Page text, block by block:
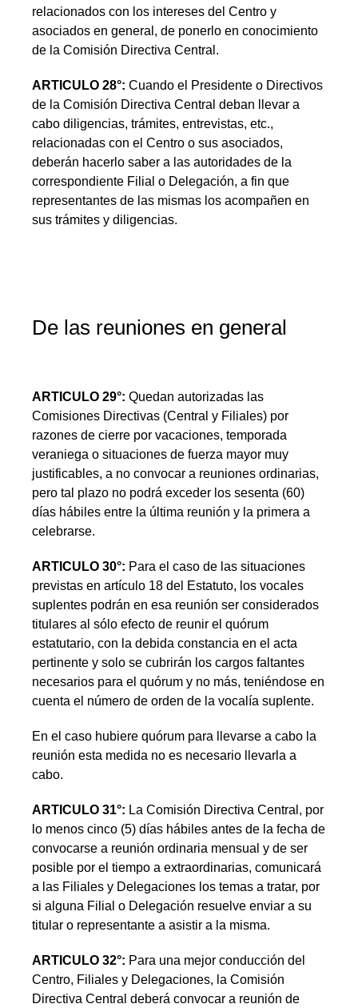
relacionados con los intereses del Centro y
asociados en general, de ponerlo en conocimiento
de la Comisión Directiva Central.
ARTICULO 28°: Cuando el Presidente o Directivos
de la Comisión Directiva Central deban llevar a
cabo diligencias, trámites, entrevistas, etc.,
relacionadas con el Centro o sus asociados,
deberán hacerlo saber a las autoridades de la
correspondiente Filial o Delegación, a fin que
representantes de las mismas los acompañen en
sus trámites y diligencias.
De las reuniones en general
ARTICULO 29°: Quedan autorizadas las
Comisiones Directivas (Central y Filiales) por
razones de cierre por vacaciones, temporada
veraniega o situaciones de fuerza mayor muy
justificables, a no convocar a reuniones ordinarias,
pero tal plazo no podrá exceder los sesenta (60)
días hábiles entre la última reunión y la primera a
celebrarse.
ARTICULO 30°: Para el caso de las situaciones
previstas en artículo 18 del Estatuto, los vocales
suplentes podrán en esa reunión ser considerados
titulares al sólo efecto de reunir el quórum
estatutario, con la debida constancia en el acta
pertinente y solo se cubrirán los cargos faltantes
necesarios para el quórum y no más, teniéndose en
cuenta el número de orden de la vocalía suplente.
En el caso hubiere quórum para llevarse a cabo la
reunión esta medida no es necesario llevarla a
cabo.
ARTICULO 31°: La Comisión Directiva Central, por
lo menos cinco (5) días hábiles antes de la fecha de
convocarse a reunión ordinaria mensual y de ser
posible por el tiempo a extraordinarias, comunicará
a las Filiales y Delegaciones los temas a tratar, por
si alguna Filial o Delegación resuelve enviar a su
titular o representante a asistir a la misma.
ARTICULO 32°: Para una mejor conducción del
Centro, Filiales y Delegaciones, la Comisión
Directiva Central deberá convocar a reunión de